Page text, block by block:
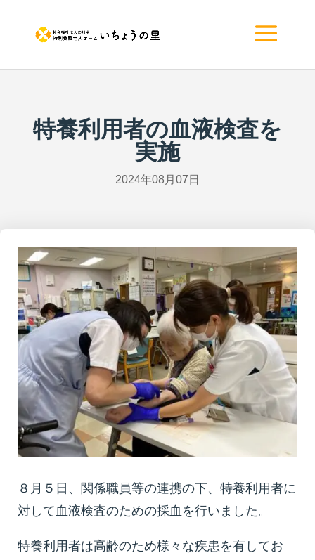
特養利用者の血液検査を
実施
2024年08月07日
８月５日、関係職員等の連携の下、特養利用者に
対して血液検査のための採血を行いました。
特養利用者は高齢のため様々な疾患を有してお